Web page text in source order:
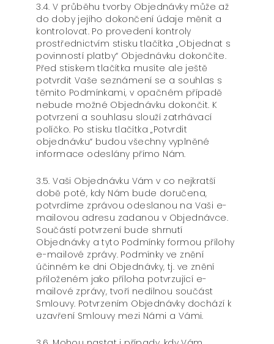
3.4. V průběhu tvorby Objednávky může až
do doby jejího dokončení údaje měnit a
kontrolovat. Po provedení kontroly
prostřednictvím stisku tlačítka „Objednat s
povinností platby“ Objednávku dokončíte.
Před stiskem tlačítka musíte ale ještě
potvrdit Vaše seznámení se a souhlas s
těmito Podmínkami, v opačném případě
nebude možné Objednávku dokončit. K
potvrzení a souhlasu slouží zatrhávací
políčko. Po stisku tlačítka „Potvrdit
objednávku“ budou všechny vyplněné
informace odeslány přímo Nám.
3.5. Vaši Objednávku Vám v co nejkratší
době poté, kdy Nám bude doručena,
potvrdíme zprávou odeslanou na Vaši e-
mailovou adresu zadanou v Objednávce.
Součástí potvrzení bude shrnutí
Objednávky a tyto Podmínky formou přílohy
e-mailové zprávy. Podmínky ve znění
účinném ke dni Objednávky, tj. ve znění
přiloženém jako příloha potvrzující e-
mailové zprávy, tvoří nedílnou součást
Smlouvy. Potvrzením Objednávky dochází k
uzavření Smlouvy mezi Námi a Vámi.